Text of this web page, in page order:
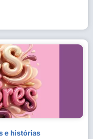
e histórias